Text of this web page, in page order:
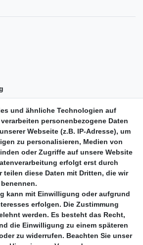
und ähnliche Technologien auf
personenbezogene Daten
Webseite (z.B. IP-Adresse), um
zu personalisieren, Medien von
oder Zugriffe auf unsere Website
erfolgt erst durch
teilen diese Daten mit Dritten, die wir
kann mit Einwilligung oder aufgrund
erfolgen. Die Zustimmung
werden. Es besteht das Recht,
die Einwilligung zu einem späteren
zu widerrufen. Beachten Sie unser